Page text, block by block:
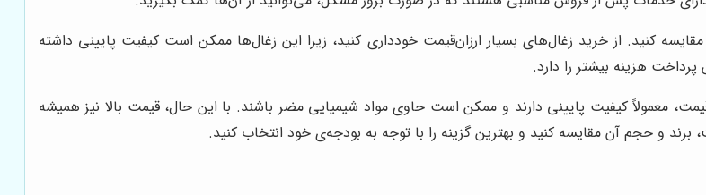
کنید. از خرید زغال‌های بسیار ارزان‌قیمت خودداری کنید، زیرا این زغال‌ها ممکن است کیفیت پایینی داشته
هزینه بیشتر را دارد.
معمولاً کیفیت پایینی دارند و ممکن است حاوی مواد شیمیایی مضر باشند. با این حال، قیمت بالا نیز همیشه
و حجم آن مقایسه کنید و بهترین گزینه را با توجه به بودجه‌ی خود انتخاب کنید.